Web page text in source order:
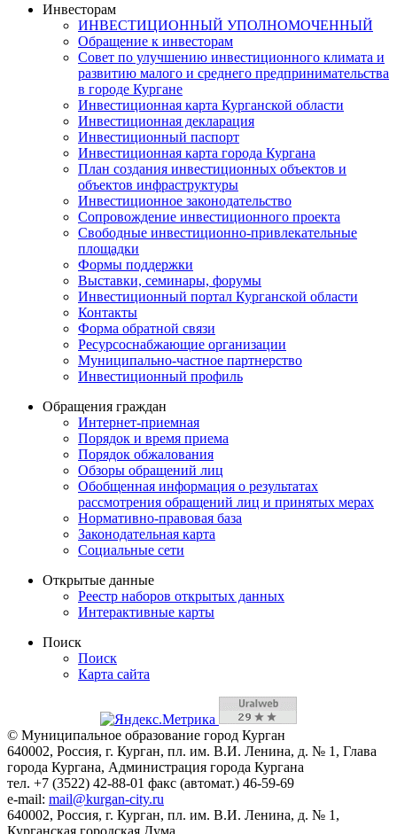
Инвесторам
ИНВЕСТИЦИОННЫЙ УПОЛНОМОЧЕННЫЙ
Обращение к инвесторам
Совет по улучшению инвестиционного климата и
развитию малого и среднего предпринимательства
в городе Кургане
Инвестиционная карта Курганской области
Инвестиционная декларация
Инвестиционный паспорт
Инвестиционная карта города Кургана
План создания инвестиционных объектов и
объектов инфраструктуры
Инвестиционное законодательство
Сопровождение инвестиционного проекта
Свободные инвестиционно-привлекательные
площадки
Формы поддержки
Выставки, семинары, форумы
Инвестиционный портал Курганской области
Контакты
Форма обратной связи
Ресурсоснабжающие организации
Муниципально-частное партнерство
Инвестиционный профиль
Обращения граждан
Интернет-приемная
Порядок и время приема
Порядок обжалования
Обзоры обращений лиц
Обобщенная информация о результатах
рассмотрения обращений лиц и принятых мерах
Нормативно-правовая база
Законодательная карта
Социальные сети
Открытые данные
Реестр наборов открытых данных
Интерактивные карты
Поиск
Поиск
Карта сайта
© Муниципальное образование город Курган
640002, Россия, г. Курган, пл. им. В.И. Ленина, д. № 1, Глава
города Кургана, Администрация города Кургана
тел. +7 (3522) 42-88-01 факс (автомат.) 46-59-69
e-mail: mail@kurgan-city.ru
640002, Россия, г. Курган, пл. им. В.И. Ленина, д. № 1,
Курганская городская Дума